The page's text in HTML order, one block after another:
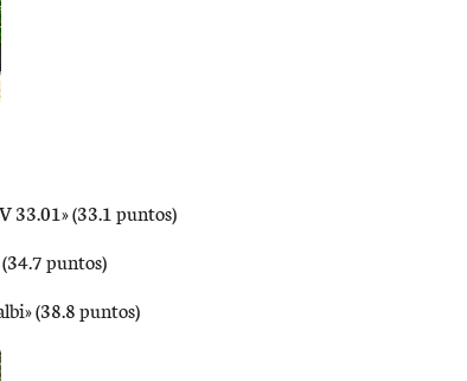
33.01» (33.1 puntos)
puntos)
(38.8 puntos)